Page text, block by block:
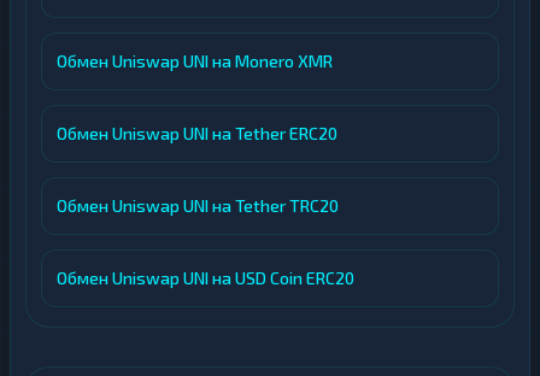
Обмен Uniswap UNI на Monero XMR
Обмен Uniswap UNI на Tether ERC20
Обмен Uniswap UNI на Tether TRC20
Обмен Uniswap UNI на USD Coin ERC20